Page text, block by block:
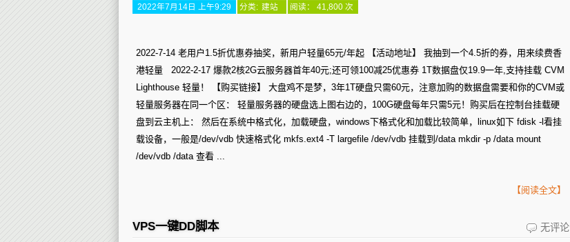
机
活
动，
新
65
年
2022年7月14日 上午9:29 分类: 建站 阅读： 41,800 次
2022-7-14 老用户1.5折优惠券抽奖，新用户轻量65元/年起 【活动地址】 我抽到一个4.5折的券，用来续费香
港轻量 2022-2-17 爆款2核2G云服务器首年40元;还可领100减25优惠券 1T数据盘仅19.9一年,支持挂载 CVM
Lighthouse 轻量！ 【购买链接】 大盘鸡不是梦，3年1T硬盘只需60元，注意加购的数据盘需要和你的CVM或
轻量服务器在同一个区： 轻量服务器的硬盘选上图右边的，100G硬盘每年只需5元！购买后在控制台挂载硬
盘到云主机上： 然后在系统中格式化，加载硬盘，windows下格式化和加载比较简单，linux如下 fdisk -l看挂
载设备，一般是/dev/vdb 快速格式化 mkfs.ext4 -T largefile /dev/vdb 挂载到/data mkdir -p /data mount
/dev/vdb /data 查看 ...
【阅读全文】
VPS一键DD脚本
vps
无评论